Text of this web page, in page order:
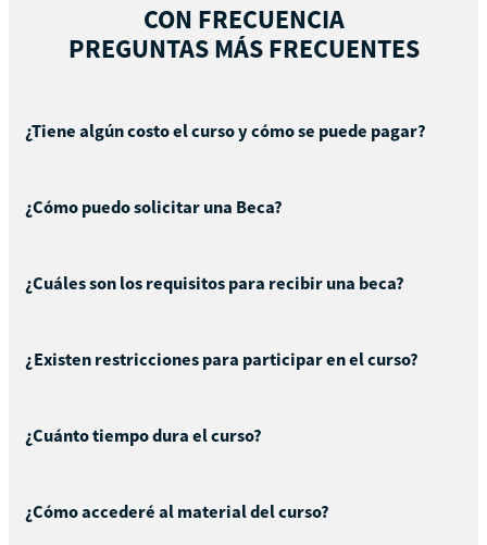
CON FRECUENCIA
PREGUNTAS MÁS FRECUENTES
¿Tiene algún costo el curso y cómo se puede pagar?
¿Cómo puedo solicitar una Beca?
¿Cuáles son los requisitos para recibir una beca?
¿Existen restricciones para participar en el curso?
¿Cuánto tiempo dura el curso?
¿Cómo accederé al material del curso?